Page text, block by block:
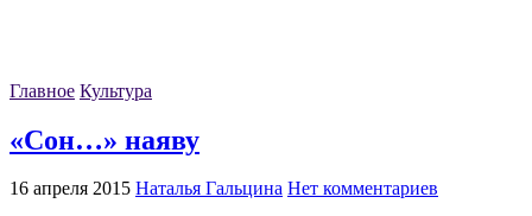
Главное Культура
«Сон…» наяву
16 апреля 2015 Наталья Гальцина Нет комментариев